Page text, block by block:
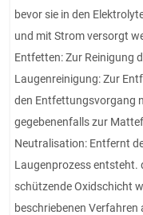
bevor sie in den
und mit Strom versorgt
Entfetten: Zur Reinigung
Laugenreinigung: Zur
den Entfettungsvorgang
gegebenenfalls zur
Neutralisation: Entfernt
Laugenprozess entsteht.
schützende Oxidschicht
beschriebenen